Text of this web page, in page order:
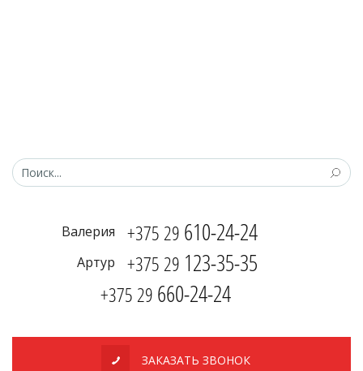
Валерия +375 29 610-24-24
Артур +375 29 123-35-35
+375 29 660-24-24
ЗАКАЗАТЬ ЗВОНОК